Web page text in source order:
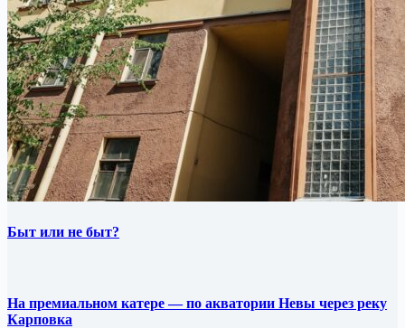
Быт или не быт?
На премиальном катере — по акватории Невы через реку
Карповка